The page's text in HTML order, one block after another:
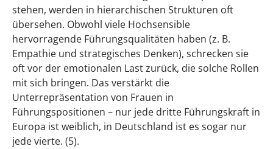
stehen, werden in hierarchischen Strukturen oft
übersehen. Obwohl viele Hochsensible
hervorragende Führungsqualitäten haben (z. B.
Empathie und strategisches Denken), schrecken sie
oft vor der emotionalen Last zurück, die solche Rollen
mit sich bringen. Das verstärkt die
Unterrepräsentation von Frauen in
Führungspositionen – nur jede dritte Führungskraft in
Europa ist weiblich, in Deutschland ist es sogar nur
jede vierte. (5).